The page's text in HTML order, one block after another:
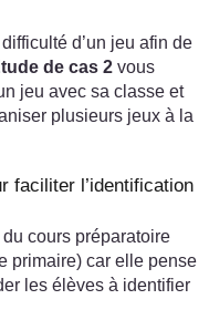
d’un jeu afin de
de cas 2 vous
jeu avec sa classe et
plusieurs jeux à la
faciliter l’identification
cours préparatoire
primaire) car elle pense
les élèves à identifier